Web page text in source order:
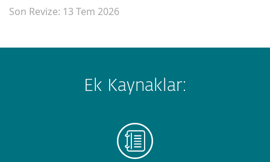
Son Revize: 13 Tem 2026
Ek Kaynaklar: